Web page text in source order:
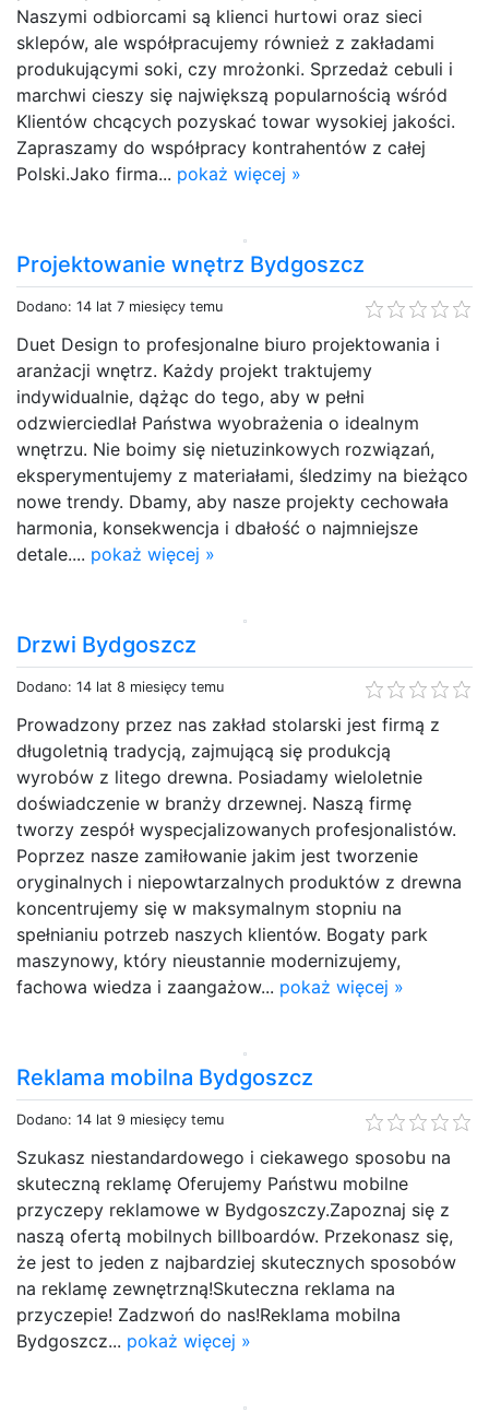
Naszymi odbiorcami są klienci hurtowi oraz sieci
sklepów, ale współpracujemy również z zakładami
produkującymi soki, czy mrożonki. Sprzedaż cebuli i
marchwi cieszy się największą popularnością wśród
Klientów chcących pozyskać towar wysokiej jakości.
Zapraszamy do współpracy kontrahentów z całej
Polski.Jako firma... pokaż więcej »
Projektowanie wnętrz Bydgoszcz
Dodano: 14 lat 7 miesięcy temu
Duet Design to profesjonalne biuro projektowania i
aranżacji wnętrz. Każdy projekt traktujemy
indywidualnie, dążąc do tego, aby w pełni
odzwierciedlał Państwa wyobrażenia o idealnym
wnętrzu. Nie boimy się nietuzinkowych rozwiązań,
eksperymentujemy z materiałami, śledzimy na bieżąco
nowe trendy. Dbamy, aby nasze projekty cechowała
harmonia, konsekwencja i dbałość o najmniejsze
detale.... pokaż więcej »
Drzwi Bydgoszcz
Dodano: 14 lat 8 miesięcy temu
Prowadzony przez nas zakład stolarski jest firmą z
długoletnią tradycją, zajmującą się produkcją
wyrobów z litego drewna. Posiadamy wieloletnie
doświadczenie w branży drzewnej. Naszą firmę
tworzy zespół wyspecjalizowanych profesjonalistów.
Poprzez nasze zamiłowanie jakim jest tworzenie
oryginalnych i niepowtarzalnych produktów z drewna
koncentrujemy się w maksymalnym stopniu na
spełnianiu potrzeb naszych klientów. Bogaty park
maszynowy, który nieustannie modernizujemy,
fachowa wiedza i zaangażow... pokaż więcej »
Reklama mobilna Bydgoszcz
Dodano: 14 lat 9 miesięcy temu
Szukasz niestandardowego i ciekawego sposobu na
skuteczną reklamę Oferujemy Państwu mobilne
przyczepy reklamowe w Bydgoszczy.Zapoznaj się z
naszą ofertą mobilnych billboardów. Przekonasz się,
że jest to jeden z najbardziej skutecznych sposobów
na reklamę zewnętrzną!Skuteczna reklama na
przyczepie! Zadzwoń do nas!Reklama mobilna
Bydgoszcz... pokaż więcej »